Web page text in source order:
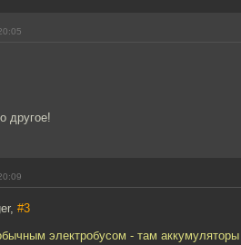
другое!
#3
электробусом - там